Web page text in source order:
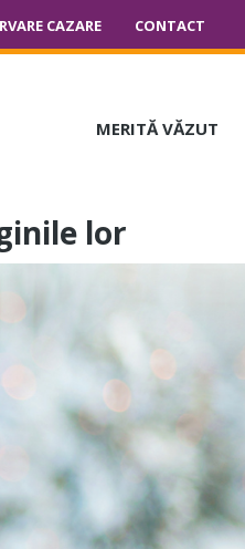
CAZARE CONTACT
MERITĂ VĂZUT
lor